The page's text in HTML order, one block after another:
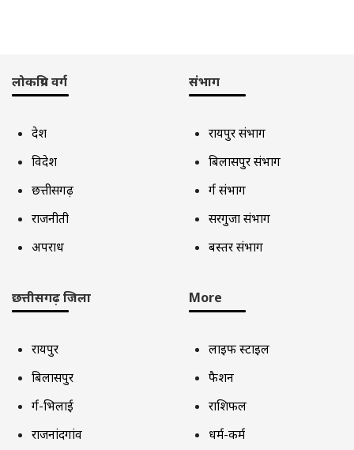
लोकप्रिय वर्ग
देश
विदेश
छत्तीसगढ़
राजनीती
अपराध
संभाग
रायपुर संभाग
बिलासपुर संभाग
दुर्ग संभाग
सरगुजा संभाग
बस्तर संभाग
छत्तीसगढ़ जिला
रायपुर
बिलासपुर
दुर्ग-भिलाई
राजनांदगांव
More
लाइफ स्टाइल
फैशन
राशिफल
धर्म-कर्म